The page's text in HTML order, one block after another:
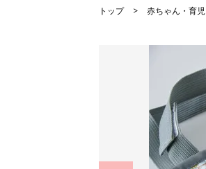
トップ 赤ちゃん・育児